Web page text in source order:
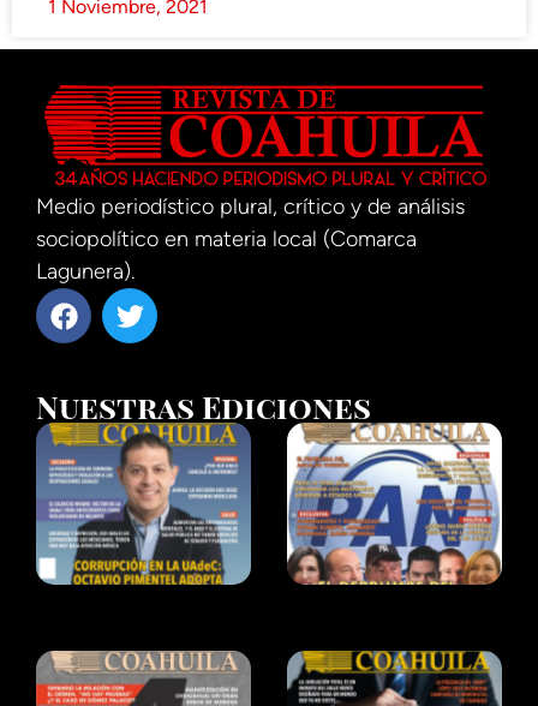
1 Noviembre, 2021
Medio periodístico plural, crítico y de análisis
sociopolítico en materia local (Comarca
Lagunera).
Nuestras Ediciones